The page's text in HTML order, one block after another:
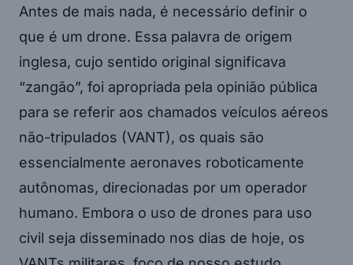
Antes de mais nada, é necessário definir o
que é um drone. Essa palavra de origem
inglesa, cujo sentido original significava
“zangão”, foi apropriada pela opinião pública
para se referir aos chamados veículos aéreos
não-tripulados (VANT), os quais são
essencialmente aeronaves roboticamente
autônomas, direcionadas por um operador
humano. Embora o uso de drones para uso
civil seja disseminado nos dias de hoje, os